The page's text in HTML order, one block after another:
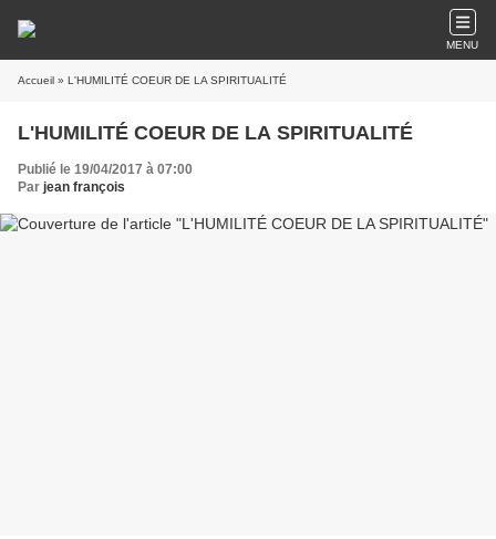
MENU
Accueil » L'HUMILITÉ COEUR DE LA SPIRITUALITÉ
L'HUMILITÉ COEUR DE LA SPIRITUALITÉ
Publié le 19/04/2017 à 07:00
Par jean françois